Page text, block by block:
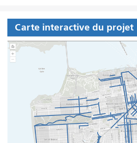
Carte interactive du projet